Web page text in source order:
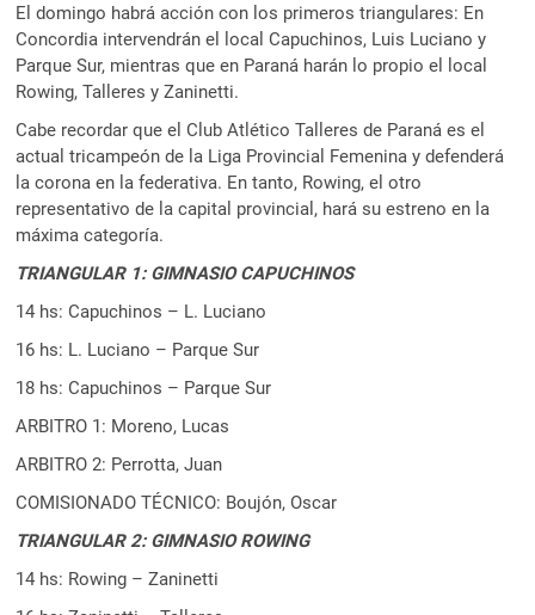
El domingo habrá acción con los primeros triangulares: En
Concordia intervendrán el local Capuchinos, Luis Luciano y
Parque Sur, mientras que en Paraná harán lo propio el local
Rowing, Talleres y Zaninetti.
Cabe recordar que el Club Atlético Talleres de Paraná es el
actual tricampeón de la Liga Provincial Femenina y defenderá
la corona en la federativa. En tanto, Rowing, el otro
representativo de la capital provincial, hará su estreno en la
máxima categoría.
TRIANGULAR 1: GIMNASIO CAPUCHINOS
14 hs: Capuchinos – L. Luciano
16 hs: L. Luciano – Parque Sur
18 hs: Capuchinos – Parque Sur
ARBITRO 1: Moreno, Lucas
ARBITRO 2: Perrotta, Juan
COMISIONADO TÉCNICO: Boujón, Oscar
TRIANGULAR 2: GIMNASIO ROWING
14 hs: Rowing – Zaninetti